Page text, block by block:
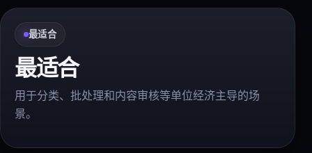
最适合
最适合
用于分类、批处理和内容审核等单位经济主导的场
景。